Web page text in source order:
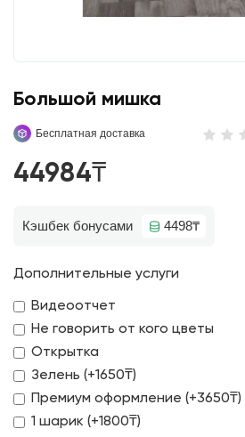
Большой мишка
Бесплатная доставка
44984₸
Кэшбек бонусами 4498₸
Дополнительные услуги
Видеоотчет
Не говорить от кого цветы
Открытка
Зелень (+1650₸)
Премиум оформление (+3650₸)
1 шарик (+1800₸)